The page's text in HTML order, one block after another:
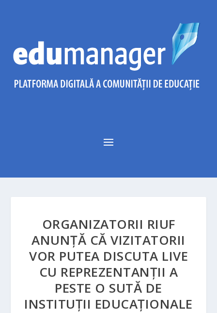
ORGANIZATORII RIUF
ANUNȚĂ CĂ VIZITATORII
VOR PUTEA DISCUTA LIVE
CU REPREZENTANŢII A
PESTE O SUTĂ DE
INSTITUŢII EDUCAŢIONALE